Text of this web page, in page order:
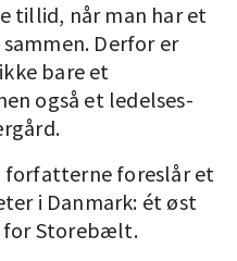
tillid, når man har et
Derfor er
bare et
også et ledelses-
forfatterne foreslår et
i Danmark: ét øst
for Storebælt.